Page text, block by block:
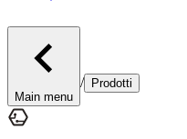
Main menu
/ Prodotti